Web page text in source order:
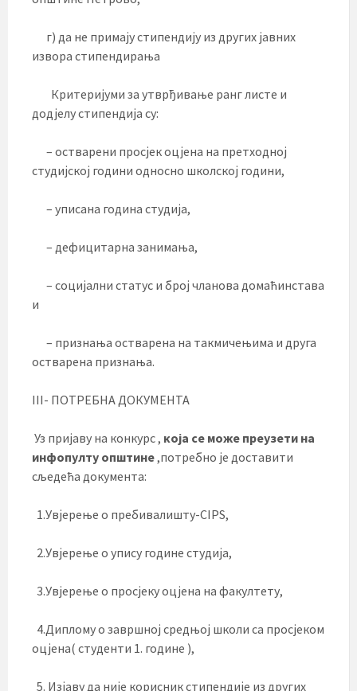
г) да не примају стипендију из других јавних
извора стипендирања
Критеријуми за утврђивање ранг листе и
додјелу стипендија су:
– остварени просјек оцјена на претходној
студијској години односно школској години,
– уписана година студија,
– дефицитарна занимања,
– социјални статус и број чланова домаћинстава
и
– признања остварена на такмичењима и друга
остварена признања.
III- ПОТРЕБНА ДОКУМЕНТА
Уз пријаву на конкурс , која се може преузети на
инфопулту општине,потребно је доставити
сљедећа документа:
1.Увјерење о пребивалишту-CIPS,
2.Увјерење о упису године студија,
3.Увјерење о просјеку оцјена на факултету,
4.Диплому о завршној средњој школи са просјеком
оцјена( студенти 1. године ),
5. Изјаву да није корисник стипендије из других